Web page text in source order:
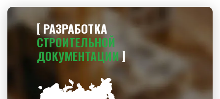
РАЗРАБОТКА
СТРОИТЕЛЬНОЙ
ДОКУМЕНТАЦИИ